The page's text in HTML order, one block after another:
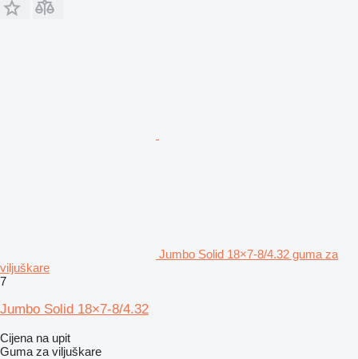
Jumbo Solid 18×7-8/4.32 guma za
viljuškare
7
Jumbo Solid 18×7-8/4.32
Cijena na upit
Guma za viljuškare